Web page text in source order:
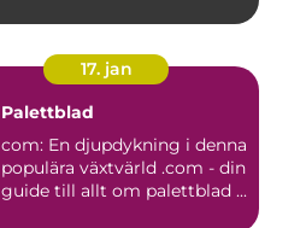
17. jan
Palettblad
com: En djupdykning i denna
populära växtvärld .com - din
guide till allt om palettblad ...